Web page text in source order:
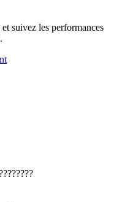
suivez les performances